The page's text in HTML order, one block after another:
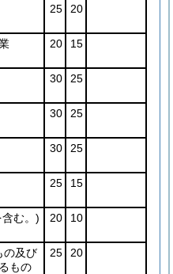
25 20
20 15
30 25
30 25
30 25
25 15
む。) 20 10
の及び
もの
25 20